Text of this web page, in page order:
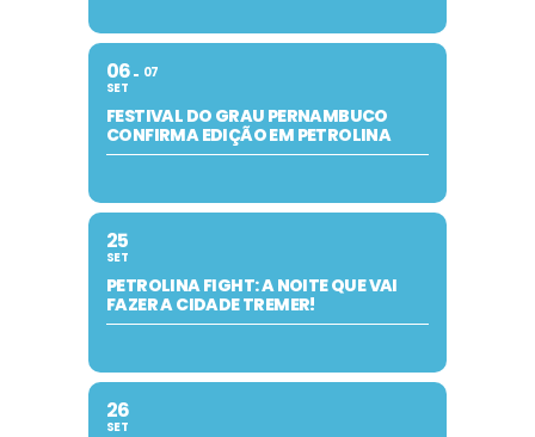
06
SET
07
FESTIVAL DO GRAU PERNAMBUCO
CONFIRMA EDIÇÃO EM PETROLINA
25
SET
PETROLINA FIGHT: A NOITE QUE VAI
FAZER A CIDADE TREMER!
26
SET